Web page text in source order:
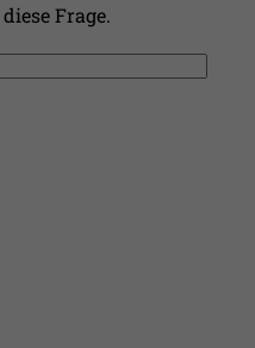
Frage.